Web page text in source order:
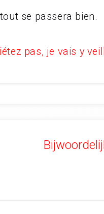
se passera bien.
pas, je vais y